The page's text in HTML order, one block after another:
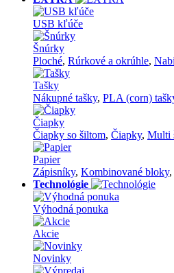
USB kľúče
Šnúrky
Ploché, Rúrkové a okrúhle,
Tašky
Nákupné tašky, PLA (corn)
Čiapky
Čiapky so šiltom, Čiapky, Multi
Papier
Zápisníky, Kombinované bloky,
Technológie
Výhodná ponuka
Akcie
Novinky